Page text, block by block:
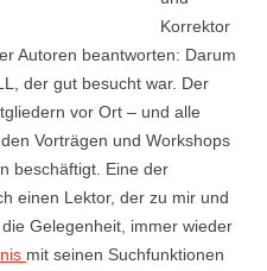
Korrektor
Autoren beantworten: Darum
der gut besucht war. Der
vor Ort – und alle
Vorträgen und Workshops
beschäftigt. Eine der
einen Lektor, der zu mir und
Gelegenheit, immer wieder
mit seinen Suchfunktionen